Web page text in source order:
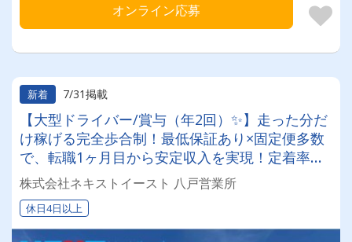
オンライン応募
新着 7/31掲載
【大型ドライバー/賞与（年2回）✨】走った分だ
け稼げる完全歩合制！最低保証あり×固定便多数
で、転職1ヶ月目から安定収入を実現！定着率抜
群の安定企業で働きませんか？✨
株式会社ネキストイースト 八戸営業所
休日4日以上